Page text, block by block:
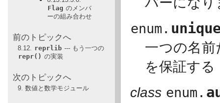
enum.
一つの名
を保証す
class enum.
Flag のメンバ
ーの組み合わせ
前のトピックへ
8.12. reprlib --- もう一つの
repr() の実装
次のトピックへ
9. 数値と数学モジュール